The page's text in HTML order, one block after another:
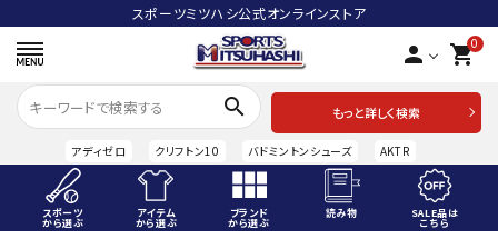
スポーツミツハシ公式オンラインストア
person 0
shopping_cart
search
もっと詳しく検索
アディゼロ クリフトン10 バドミントンシューズ AKTR
スポーツ
から選ぶ
アイテム
から選ぶ
ブランド
から選ぶ
読み物 SALE品は
こちら